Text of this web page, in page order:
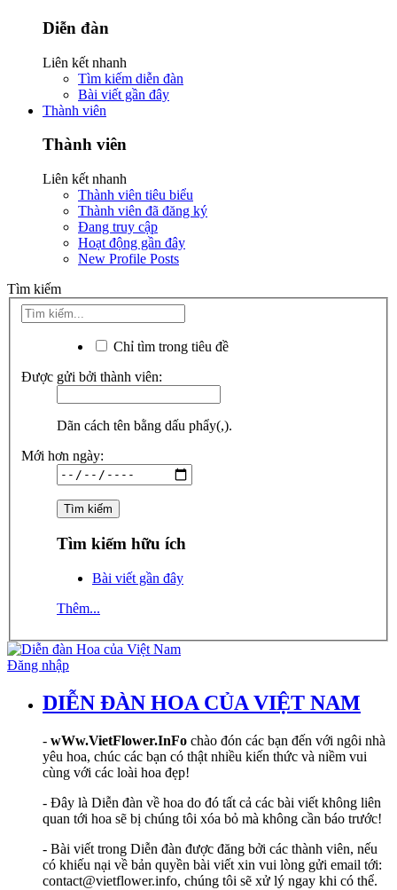
Diễn đàn
Liên kết nhanh
Tìm kiếm diễn đàn
Bài viết gần đây
Thành viên
Thành viên
Liên kết nhanh
Thành viên tiêu biểu
Thành viên đã đăng ký
Đang truy cập
Hoạt động gần đây
New Profile Posts
Tìm kiếm
Chỉ tìm trong tiêu đề
Được gửi bởi thành viên:
Dãn cách tên bằng dấu phẩy(,).
Mới hơn ngày:
Tìm kiếm hữu ích
Bài viết gần đây
Thêm...
Đăng nhập
DIỄN ĐÀN HOA CỦA VIỆT NAM
- wWw.VietFlower.InFo chào đón các bạn đến với ngôi nhà
yêu hoa, chúc các bạn có thật nhiều kiến thức và niềm vui
cùng với các loài hoa đẹp!
- Đây là Diễn đàn về hoa do đó tất cả các bài viết không liên
quan tới hoa sẽ bị chúng tôi xóa bỏ mà không cần báo trước!
- Bài viết trong Diễn đàn được đăng bởi các thành viên, nếu
có khiếu nại về bản quyền bài viết xin vui lòng gửi email tới:
contact@vietflower.info, chúng tôi sẽ xử lý ngay khi có thể.